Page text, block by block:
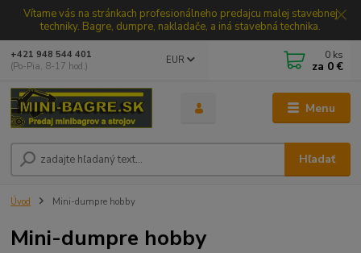
Vítame vás na stránkach profesionálneho predajcu malej stavebnej
techniky. Bagre, dumpre, nakladače, a iná stavebná technika.
Menu
EUR
Hľadať
+421 948 544 401
(Po-Pia, 8-17 hod.)
0 ks
za 0 €
Úvod Mini-dumpre hobby
Mini-dumpre hobby